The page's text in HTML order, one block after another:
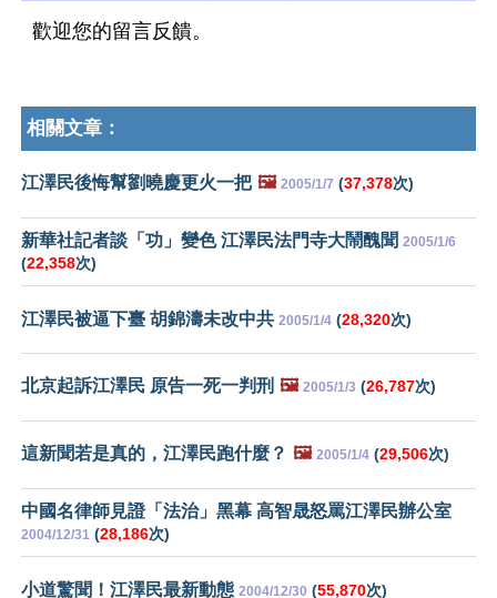
歡迎您的留言反饋。
相關文章：
江澤民後悔幫劉曉慶更火一把 🖼️ 2005/1/7 (37,378次)
新華社記者談「功」變色 江澤民法門寺大鬧醜聞 2005/1/6
(22,358次)
江澤民被逼下臺 胡錦濤未改中共 2005/1/4 (28,320次)
北京起訴江澤民 原告一死一判刑 🖼️ 2005/1/3 (26,787次)
這新聞若是真的，江澤民跑什麼？ 🖼️ 2005/1/4 (29,506次)
中國名律師見證「法治」黑幕 高智晟怒罵江澤民辦公室
2004/12/31 (28,186次)
小道驚聞！江澤民最新動態 2004/12/30 (55,870次)